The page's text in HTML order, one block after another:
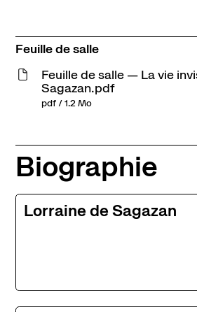
Feuille de salle
Feuille de salle — La vie
Sagazan.pdf
pdf / 1.2 Mo
Biographie
Lorraine de Sagazan